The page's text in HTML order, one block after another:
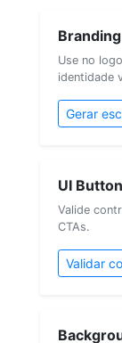
Branding
Use no
identidade
Gerar
UI
Valide
CTAs.
Validar